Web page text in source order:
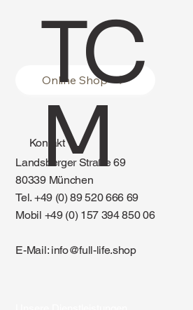
Online Shop
Kontakt
Landsberger Straße 69
80339 München
Tel. +49 (0) 89 520 666 69
Mobil +49 (0) 157 394 850 06
E-Mail: info@full-life.shop
TC
M